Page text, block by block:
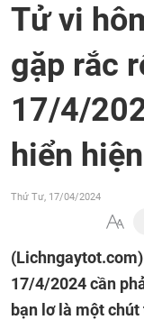
Tử vi
gặp rắc
17/4/
hiển hiện
Thứ Tư, 17/04/2024
(Lichngaytot.com)
17/4/2024 cần
bạn lơ là một